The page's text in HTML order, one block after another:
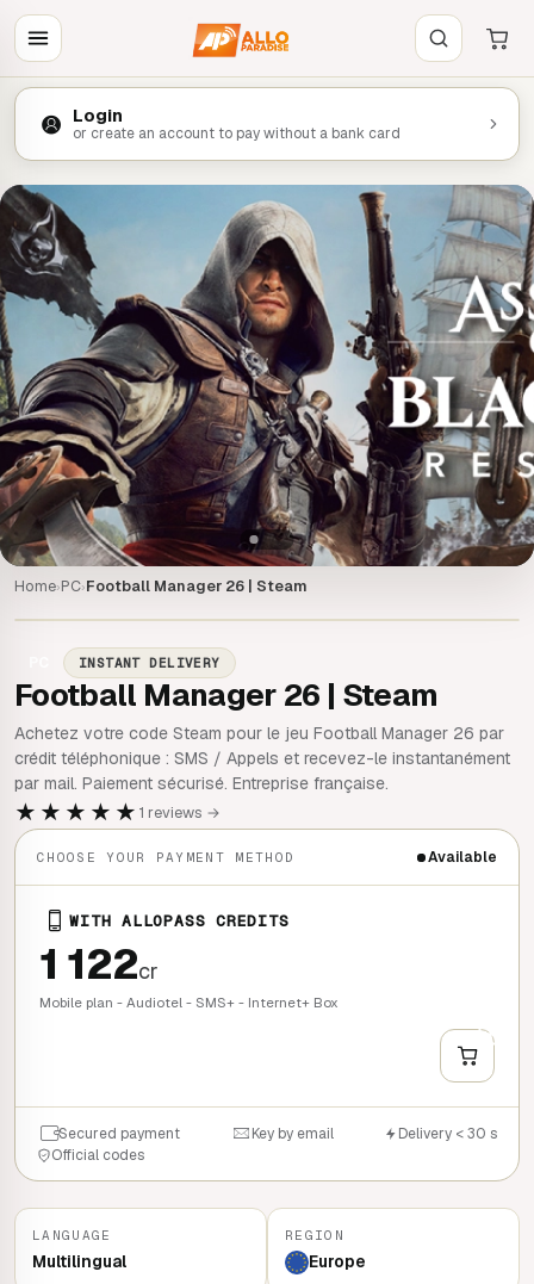
Login
or create an account to pay without a bank card
Home›PC›Football Manager 26 | Steam
INSTANT DELIVERY
Football Manager 26 | Steam
Achetez votre code Steam pour le jeu Football Manager 26 par
crédit téléphonique : SMS / Appels et recevez-le instantanément
par mail. Paiement sécurisé. Entreprise française.
★★★★★ 1 reviews →
CHOOSE YOUR PAYMENT METHOD Available
WITH ALLOPASS CREDITS
1 122cr
Mobile plan - Audiotel - SMS+ - Internet+ Box
+
Secured payment Key by email
Delivery < 30 s
Official codes
LANGUAGE
Multilingual
REGION
Europe